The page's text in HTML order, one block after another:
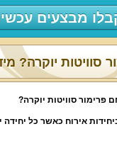
מבצעים
סוויטות יוקרה?